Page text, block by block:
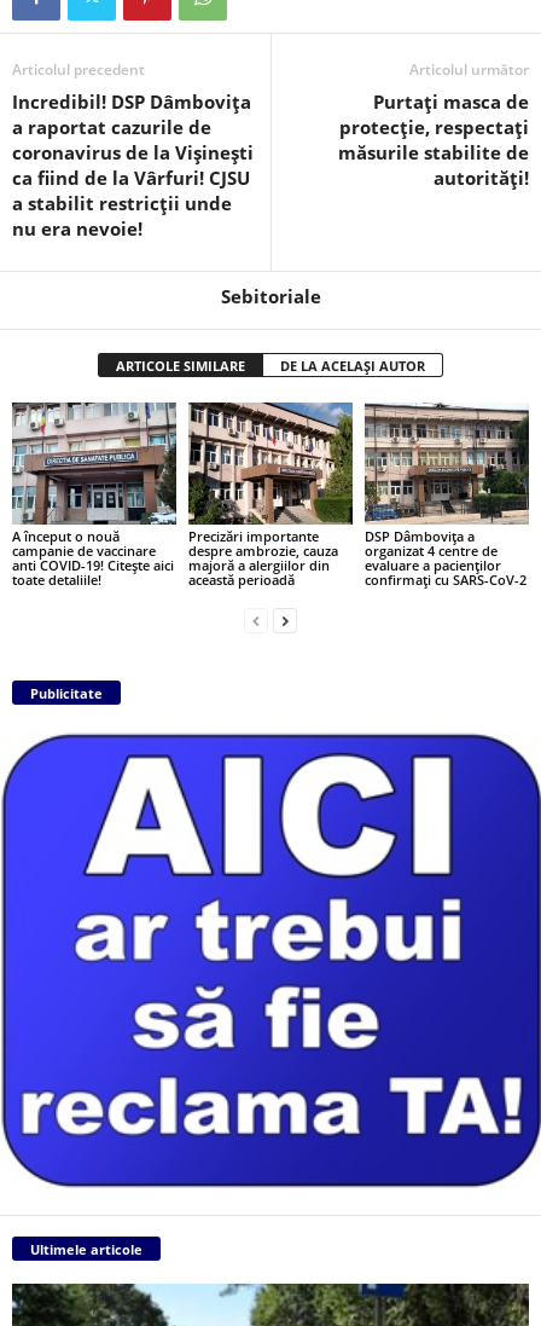
Articolul precedent
Incredibil! DSP Dâmbovița
a raportat cazurile de
coronavirus de la Vișinești
ca fiind de la Vârfuri! CJSU
a stabilit restricții unde
nu era nevoie!
Articolul următor
Purtați masca de
protecție, respectați
măsurile stabilite de
autorități!
Sebitoriale
ARTICOLE SIMILARE DE LA ACELAȘI AUTOR
A început o nouă
campanie de vaccinare
anti COVID-19! Citește aici
toate detaliile!
Precizări importante
despre ambrozie, cauza
majoră a alergiilor din
această perioadă
DSP Dâmbovița a
organizat 4 centre de
evaluare a pacienților
confirmați cu SARS-CoV-2
Publicitate
Ultimele articole